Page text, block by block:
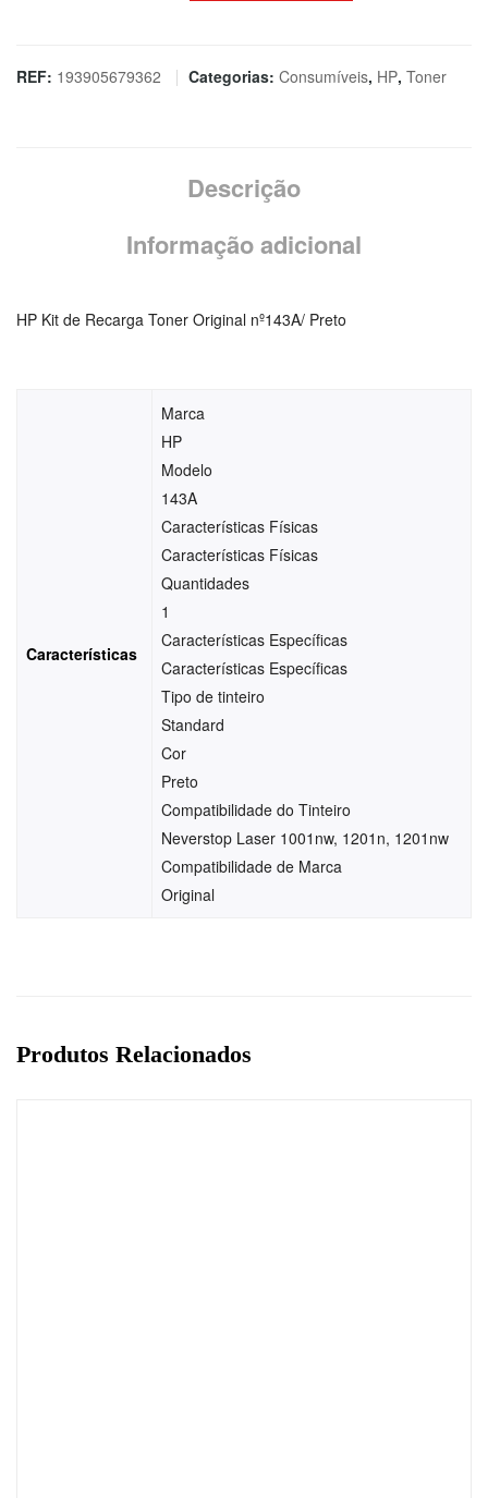
Kit
REF: 193905679362 Categorias: Consumíveis, HP, Toner
Descrição
Informação adicional
HP Kit de Recarga Toner Original nº143A/ Preto
Características
Marca
HP
Modelo
143A
Características Físicas
Características Físicas
Quantidades
1
Características Específicas
Características Específicas
Tipo de tinteiro
Standard
Cor
Preto
Compatibilidade do Tinteiro
Neverstop Laser 1001nw, 1201n, 1201nw
Compatibilidade de Marca
Original
Produtos Relacionados